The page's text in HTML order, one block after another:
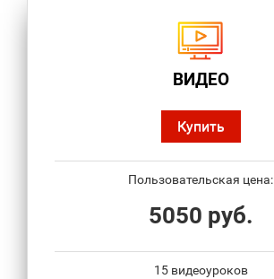
ВИДЕО
Купить
Пользовательская цена:
5050 руб.
15 видеоуроков